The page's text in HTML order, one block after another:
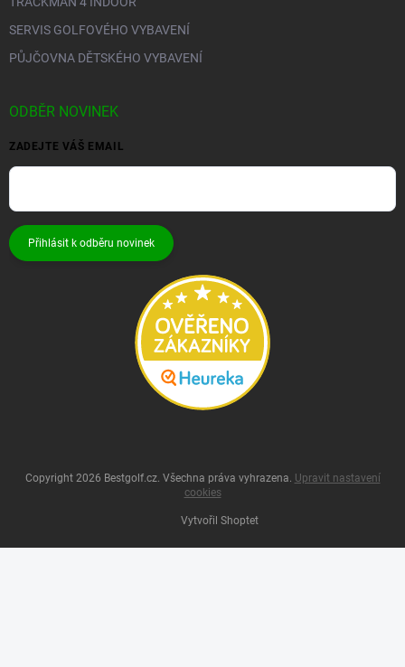
SERVIS GOLFOVÉHO VYBAVENÍ
PŮJČOVNA DĚTSKÉHO VYBAVENÍ
ODBĚR NOVINEK
ZADEJTE VÁŠ EMAIL
Přihlásit k odběru novinek
Vytvořil Shoptet
Copyright 2026 Bestgolf.cz. Všechna práva vyhrazena. Upravit nastavení
cookies